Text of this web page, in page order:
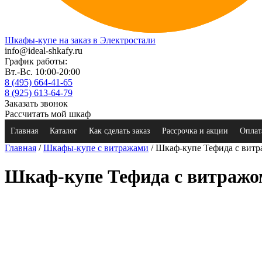
Шкафы-купе на заказ в Электростали
info@ideal-shkafy.ru
График работы:
Вт.-Вс. 10:00-20:00
8 (495) 664-41-65
8 (925) 613-64-79
Заказать звонок
Рассчитать мой шкаф
Главная Каталог Как сделать заказ Рассрочка и акции
Главная /Шкафы-купе с витражами / Шкаф-купе Тефида с
Шкаф-купе Тефида с